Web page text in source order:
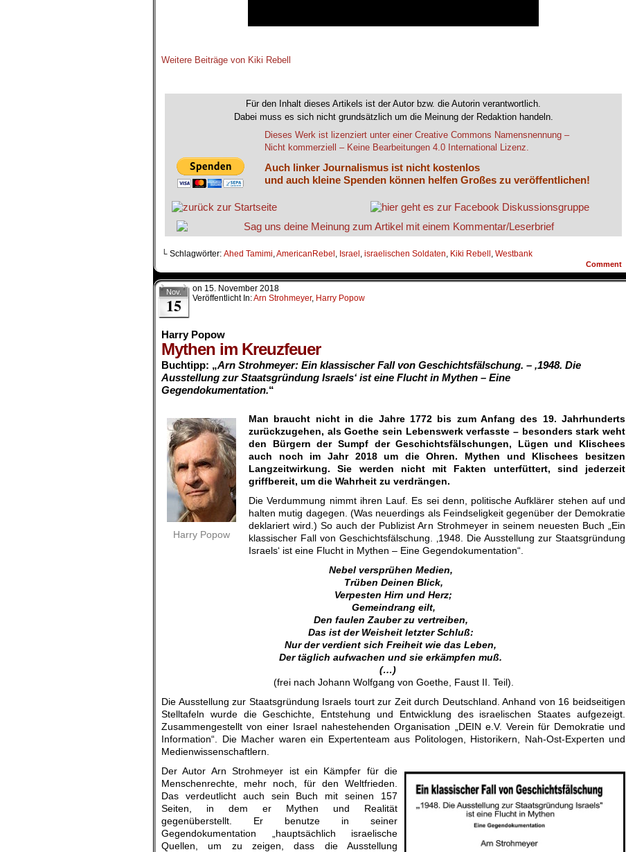
Weitere Beiträge von Kiki Rebell
Für den Inhalt dieses Artikels ist der Autor bzw. die Autorin verantwortlich.
Dabei muss es sich nicht grundsätzlich um die Meinung der Redaktion handeln.
Dieses Werk ist lizenziert unter einer Creative Commons Namensnennung –
Nicht kommerziell – Keine Bearbeitungen 4.0 International Lizenz.
Auch linker Journalismus ist nicht kostenlos
und auch kleine Spenden können helfen Großes zu veröffentlichen!
└ Schlagwörter: Ahed Tamimi,AmericanRebel , Israel , israelischen Soldaten, Kiki Rebell , Westbank
Comment
Nov.
15
on 15. November 2018
Veröffentlicht In:Arn Strohmeyer, Harry Popow
Harry Popow
Mythen im Kreuzfeuer
Buchtipp: „Arn Strohmeyer: Ein klassischer Fall von Geschichtsfälschung. – ‚1948. Die
Ausstellung zur Staatsgründung Israels‘ ist eine Flucht in Mythen – Eine
Gegendokumentation.“
Harry Popow
Man braucht nicht in die Jahre 1772 bis zum Anfang des 19. Jahrhunderts
zurückzugehen, als Goethe sein Lebenswerk verfasste – besonders stark weht
den Bürgern der Sumpf der Geschichtsfälschungen, Lügen und Klischees
auch noch im Jahr 2018 um die Ohren. Mythen und Klischees besitzen
Langzeitwirkung. Sie werden nicht mit Fakten unterfüttert, sind jederzeit
griffbereit, um die Wahrheit zu verdrängen.
Die Verdummung nimmt ihren Lauf. Es sei denn, politische Aufklärer stehen auf und
halten mutig dagegen. (Was neuerdings als Feindseligkeit gegenüber der Demokratie
deklariert wird.) So auch der Publizist Arn Strohmeyer in seinem neuesten Buch „Ein
klassischer Fall von Geschichtsfälschung. ‚1948. Die Ausstellung zur Staatsgründung
Israels‘ ist eine Flucht in Mythen – Eine Gegendokumentation“.
Nebel versprühen Medien,
Trüben Deinen Blick,
Verpesten Hirn und Herz;
Gemeindrang eilt,
Den faulen Zauber zu vertreiben,
Das ist der Weisheit letzter Schluß:
Nur der verdient sich Freiheit wie das Leben,
Der täglich aufwachen und sie erkämpfen muß.
(…)
(frei nach Johann Wolfgang von Goethe, Faust II. Teil).
Die Ausstellung zur Staatsgründung Israels tourt zur Zeit durch Deutschland. Anhand von 16 beidseitigen
Stelltafeln wurde die Geschichte, Entstehung und Entwicklung des israelischen Staates aufgezeigt.
Zusammengestellt von einer Israel nahestehenden Organisation „DEIN e.V. Verein für Demokratie und
Information“. Die Macher waren ein Expertenteam aus Politologen, Historikern, Nah-Ost-Experten und
Medienwissenschaftlern.
Der Autor Arn Strohmeyer ist ein Kämpfer für die
Menschenrechte, mehr noch, für den Weltfrieden.
Das verdeutlicht auch sein Buch mit seinen 157
Seiten, in dem er Mythen und Realität
gegenüberstellt. Er benutze in seiner
Gegendokumentation „hauptsächlich israelische
Quellen, um zu zeigen, dass die Ausstellung